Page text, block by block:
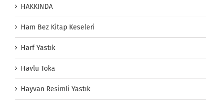
HAKKINDA
Ham Bez Kitap Keseleri
Harf Yastık
Havlu Toka
Hayvan Resimli Yastık